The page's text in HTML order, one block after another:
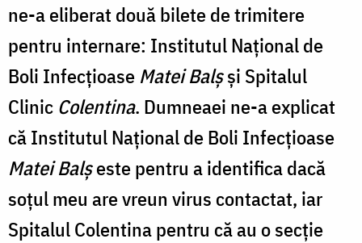
ne-a eliberat două bilete de trimitere
pentru internare: Institutul Național de
Boli Infecțioase Matei Balșşi Spitalul
Clinic Colentina. Dumneaei ne-a explicat
că Institutul Național de Boli Infecțioase
Matei Balșeste pentru a identifica dacă
soțul meu are vreun virus contactat, iar
Spitalul Colentina pentru că au o secție